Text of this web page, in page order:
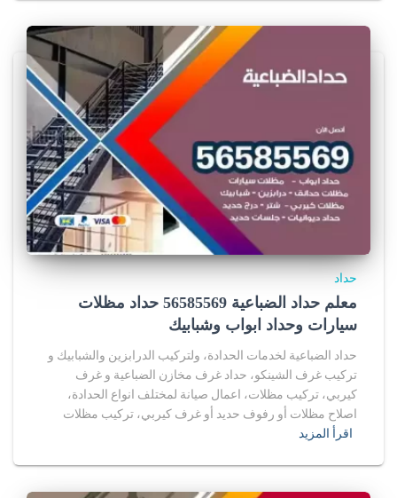
حداد
معلم حداد الضباعية 56585569 حداد مظلات
سيارات وحداد ابواب وشبابيك
حداد الضباعية لخدمات الحدادة، ولتركيب الدرابزين والشبابيك و
تركيب غرف الشينكو، حداد غرف مخازن الضباعية و غرف
كيربي، تركيب مظلات، اعمال صيانة لمختلف انواع الحدادة،
اصلاح مظلات أو رفوف حديد أو غرف كيربي، تركيب مظلات
اقرأ المزيد